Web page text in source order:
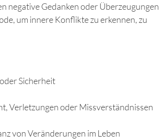
negative Gedanken oder Überzeugungen
um innere Konflikte zu erkennen, zu
Sicherheit
Verletzungen oder Missverständnissen
von Veränderungen im Leben